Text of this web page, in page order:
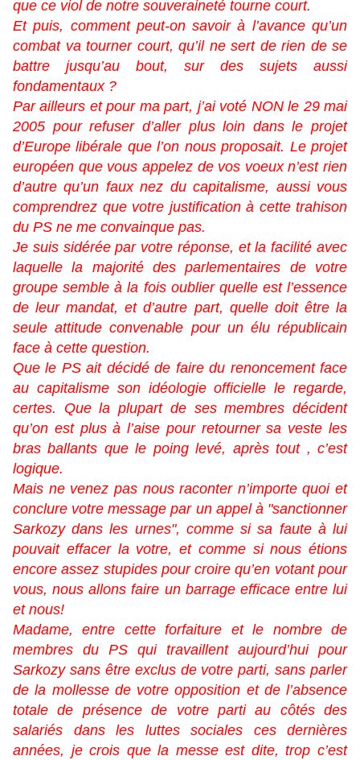
que ce viol de notre souveraineté tourne court.
Et puis, comment peut-on savoir à l’avance qu’un
combat va tourner court, qu’il ne sert de rien de se
battre jusqu’au bout, sur des sujets aussi
fondamentaux ?
Par ailleurs et pour ma part, j’ai voté NON le 29 mai
2005 pour refuser d’aller plus loin dans le projet
d’Europe libérale que l’on nous proposait. Le projet
européen que vous appelez de vos voeux n’est rien
d’autre qu’un faux nez du capitalisme, aussi vous
comprendrez que votre justification à cette trahison
du PS ne me convainque pas.
Je suis sidérée par votre réponse, et la facilité avec
laquelle la majorité des parlementaires de votre
groupe semble à la fois oublier quelle est l’essence
de leur mandat, et d’autre part, quelle doit être la
seule attitude convenable pour un élu républicain
face à cette question.
Que le PS ait décidé de faire du renoncement face
au capitalisme son idéologie officielle le regarde,
certes. Que la plupart de ses membres décident
qu’on est plus à l’aise pour retourner sa veste les
bras ballants que le poing levé, après tout , c’est
logique.
Mais ne venez pas nous raconter n’importe quoi et
conclure votre message par un appel à "sanctionner
Sarkozy dans les urnes", comme si sa faute à lui
pouvait effacer la votre, et comme si nous étions
encore assez stupides pour croire qu’en votant pour
vous, nous allons faire un barrage efficace entre lui
et nous!
Madame, entre cette forfaiture et le nombre de
membres du PS qui travaillent aujourd’hui pour
Sarkozy sans être exclus de votre parti, sans parler
de la mollesse de votre opposition et de l’absence
totale de présence de votre parti au côtés des
salariés dans les luttes sociales ces dernières
années, je crois que la messe est dite, trop c’est